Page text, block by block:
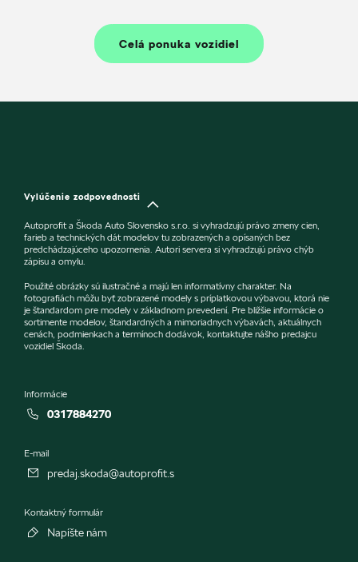
Celá ponuka vozidiel
Vylúčenie zodpovednosti
Autoprofit a Škoda Auto Slovensko s.r.o. si vyhradzujú právo zmeny cien,
farieb a technických dát modelov tu zobrazených a opísaných bez
predchádzajúceho upozornenia. Autori servera si vyhradzujú právo chýb
zápisu a omylu.
Použité obrázky sú ilustračné a majú len informatívny charakter. Na
fotografiách môžu byť zobrazené modely s príplatkovou výbavou, ktorá nie
je štandardom pre modely v základnom prevedení. Pre bližšie informácie o
sortimente modelov, štandardných a mimoriadnych výbavách, aktuálnych
cenách, podmienkach a termínoch dodávok, kontaktujte nášho predajcu
vozidiel Škoda.
Informácie
0317884270
E-mail
predaj.skoda@autoprofit.s
Kontaktný formulár
Napíšte nám